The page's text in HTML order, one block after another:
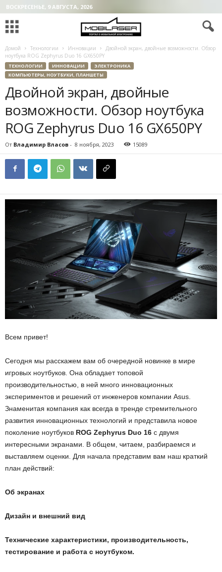
ВОСКРЕСЕНЬЕ, 9 АВГУСТА, 2026
Домой Технологии Инновации
Двойной экран, двойные возможности. Обзор
ноутбука ROG Zephyrus Duo 16 GX650PY
ТЕХНОЛОГИИ ИННОВАЦИИ
ЭЛЕКТРОНИКА
КОМПЬЮТЕРЫ, НОУТБУКИ, ПЛАНШЕТЫ
Двойной экран, двойные
возможности. Обзор ноутбука
ROG Zephyrus Duo 16 GX650PY
От Владимир Власов - 8 ноября, 2023 15089
Всем привет!
Сегодня мы расскажем вам об очередной новинке в мире
игровых ноутбуков. Она обладает топовой
производительностью, в ней много инновационных
экспериментов и решений от инженеров компании Asus.
Знаменитая компания как всегда в тренде стремительного
развития инновационных технологий и представила новое
поколение ноутбуков ROG Zephyrus Duo 16 с двумя
интересными экранами. В общем, читаем, разбираемся и
выставляем оценки. Для начала представим вам наш краткий
план действий:
Об экранах
Дизайн и внешний вид
Технические характеристики, производительность,
тестирование и работа с ноутбуком.